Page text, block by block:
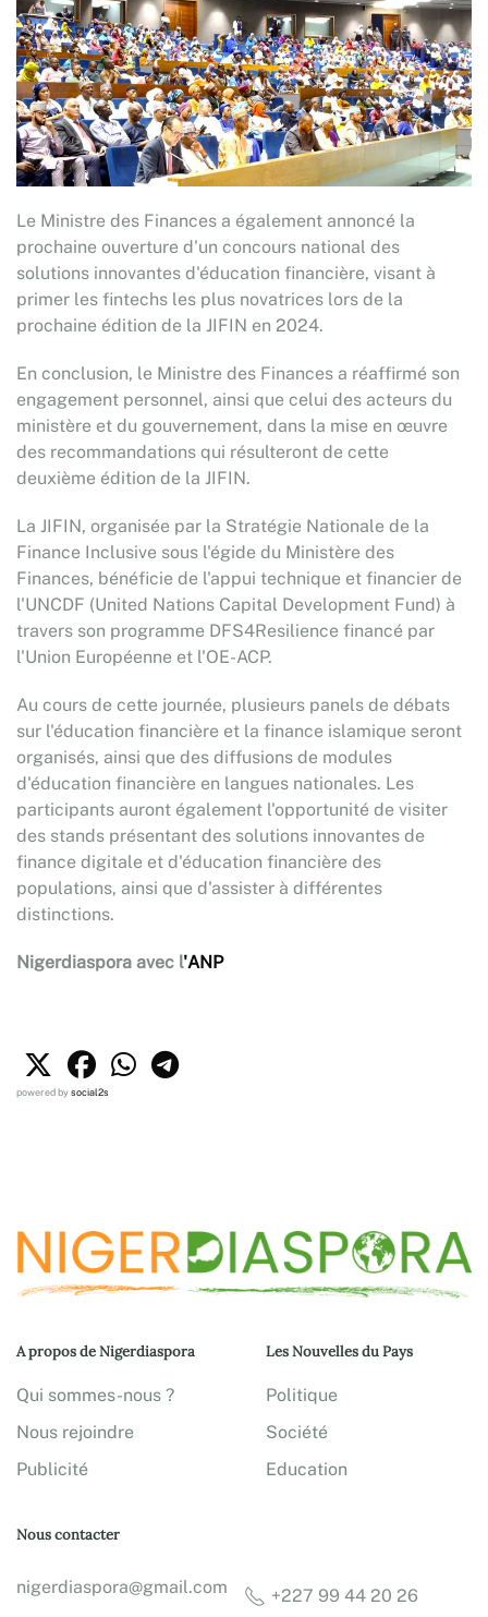
Le Ministre des Finances a également annoncé la
prochaine ouverture d'un concours national des
solutions innovantes d'éducation financière, visant à
primer les fintechs les plus novatrices lors de la
prochaine édition de la JIFIN en 2024.
En conclusion, le Ministre des Finances a réaffirmé son
engagement personnel, ainsi que celui des acteurs du
ministère et du gouvernement, dans la mise en œuvre
des recommandations qui résulteront de cette
deuxième édition de la JIFIN.
La JIFIN, organisée par la Stratégie Nationale de la
Finance Inclusive sous l'égide du Ministère des
Finances, bénéficie de l'appui technique et financier de
l'UNCDF (United Nations Capital Development Fund) à
travers son programme DFS4Resilience financé par
l'Union Européenne et l'OE-ACP.
Au cours de cette journée, plusieurs panels de débats
sur l'éducation financière et la finance islamique seront
organisés, ainsi que des diffusions de modules
d'éducation financière en langues nationales. Les
participants auront également l'opportunité de visiter
des stands présentant des solutions innovantes de
finance digitale et d'éducation financière des
populations, ainsi que d'assister à différentes
distinctions.
Nigerdiaspora avec l'ANP
powered bysocial2s
A propos de Nigerdiaspora
Qui sommes-nous ?
Nous rejoindre
Publicité
Les Nouvelles du Pays
Politique
Société
Education
Nous contacter
nigerdiaspora@gmail.com +227 99 44 20 26